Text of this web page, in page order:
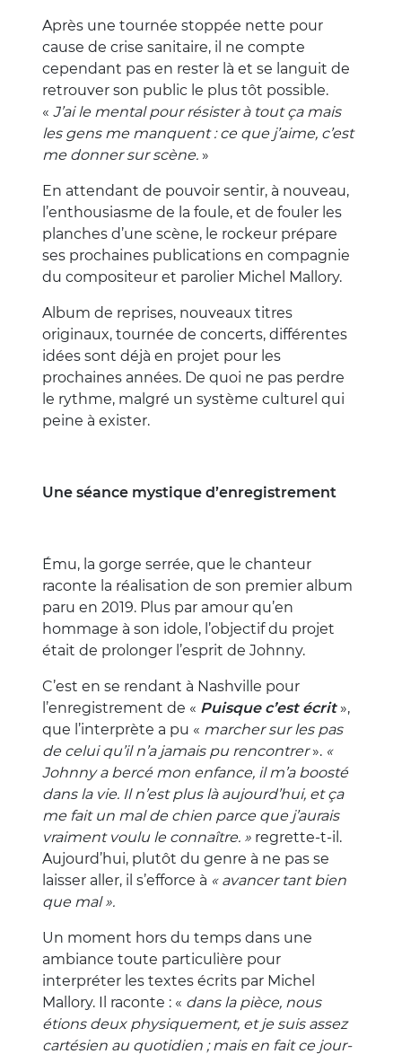
Après une tournée stoppée nette pour
cause de crise sanitaire, il ne compte
cependant pas en rester là et se languit de
retrouver son public le plus tôt possible.
« J’ai le mental pour résister à tout ça mais
les gens me manquent : ce que j’aime, c’est
me donner sur scène. »
En attendant de pouvoir sentir, à nouveau,
l’enthousiasme de la foule, et de fouler les
planches d’une scène, le rockeur prépare
ses prochaines publications en compagnie
du compositeur et parolier Michel Mallory.
Album de reprises, nouveaux titres
originaux, tournée de concerts, différentes
idées sont déjà en projet pour les
prochaines années. De quoi ne pas perdre
le rythme, malgré un système culturel qui
peine à exister.
Une séance mystique d’enregistrement
Ému, la gorge serrée, que le chanteur
raconte la réalisation de son premier album
paru en 2019. Plus par amour qu’en
hommage à son idole, l’objectif du projet
était de prolonger l’esprit de Johnny.
C’est en se rendant à Nashville pour
l’enregistrement de « Puisque c’est écrit»,
que l’interprète a pu « marcher sur les pas
de celui qu’il n’a jamais pu rencontrer». «
Johnny a bercé mon enfance, il m’a boosté
dans la vie. Il n’est plus là aujourd’hui, et ça
me fait un mal de chien parce que j’aurais
vraiment voulu le connaître. » regrette-t-il.
Aujourd’hui, plutôt du genre à ne pas se
laisser aller, il s’efforce à « avancer tant bien
que mal ».
Un moment hors du temps dans une
ambiance toute particulière pour
interpréter les textes écrits par Michel
Mallory. Il raconte : « dans la pièce, nous
étions deux physiquement, et je suis assez
cartésien au quotidien ; mais en fait ce jour-